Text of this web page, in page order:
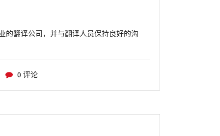
的翻译公司，并与翻译人员保持良好的沟
0 评论